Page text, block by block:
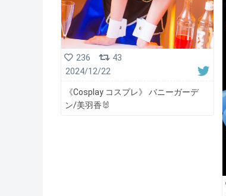
236
43
2024/12/22
《Cosplay コスプレ》 バニーガーデ
ン/美羽香🐰